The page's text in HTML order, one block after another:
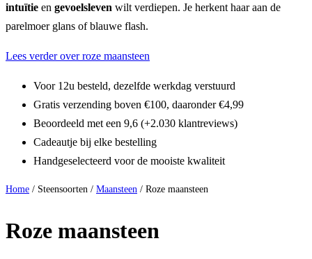
intuïtie en gevoelsleven wilt verdiepen. Je herkent haar aan de
parelmoer glans of blauwe flash.
Lees verder over roze maansteen
Voor 12u besteld, dezelfde werkdag verstuurd
Gratis verzending boven €100, daaronder €4,99
Beoordeeld met een 9,6 (+2.030 klantreviews)
Cadeautje bij elke bestelling
Handgeselecteerd voor de mooiste kwaliteit
Home / Steensoorten / Maansteen / Roze maansteen
Roze maansteen